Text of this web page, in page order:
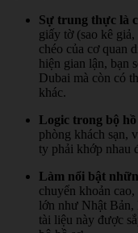
Sự trung thực là
giấy tờ (sao kê
chéo của cơ quan
hiện gian lận, bạn
Dubai mà còn có
khác.
Logic trong bộ hồ
phòng khách sạn,
ty phải khớp nhau
Làm nổi bật
chuyển khoản
lớn như Nhật
tài liệu này được